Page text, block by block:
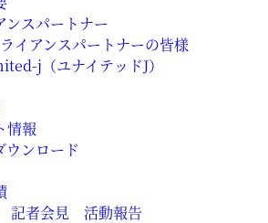
ンスパートナー
イアンスパートナーの皆様
j（ユナイテッドJ）
情報
ウンロード
記者会見 活動報告